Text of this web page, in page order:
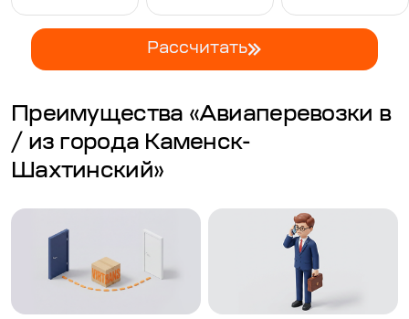
Рассчитать
Преимущества «Авиаперевозки в
/ из города Каменск-
Шахтинский»